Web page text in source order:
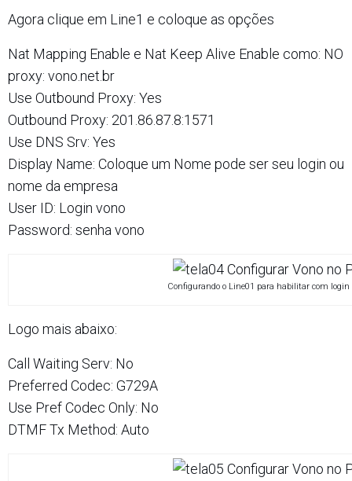
Agora clique em Line1 e coloque as opções
Nat Mapping Enable e Nat Keep Alive Enable como: NO
proxy: vono.net.br
Use Outbound Proxy: Yes
Outbound Proxy: 201.86.87.8:1571
Use DNS Srv: Yes
Display Name: Coloque um Nome pode ser seu login ou
nome da empresa
User ID: Login vono
Password: senha vono
Configurando o Line01 para habilitar com login
Logo mais abaixo:
Call Waiting Serv: No
Preferred Codec: G729A
Use Pref Codec Only: No
DTMF Tx Method: Auto